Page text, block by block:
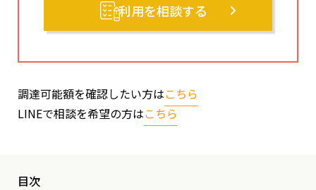
利用を相談する
調達可能額を確認したい方はこちら
LINEで相談を希望の方はこちら
目次